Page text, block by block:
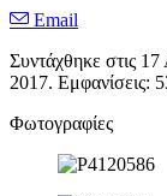
Email
Συντάχθηκε στις 17
2017. Εμφανίσεις:
Φωτογραφίες